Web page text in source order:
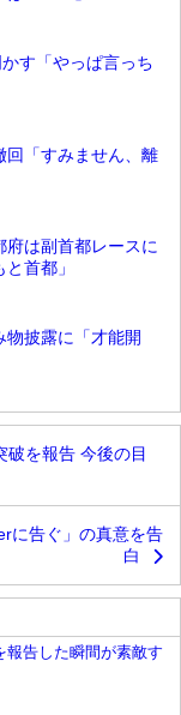
す「やっぱ言っち
回「すみません、離
は副首都レースに
首都」
披露に「才能開
を報告 今後の目
に告ぐ」の真意を告
白
報告した瞬間が素敵す